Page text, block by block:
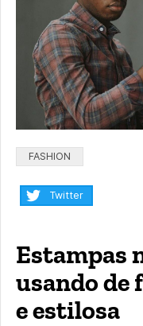
Categorias:
FASHION
Compartilhar:
Twitter
Estampas
usando de
e estilosa